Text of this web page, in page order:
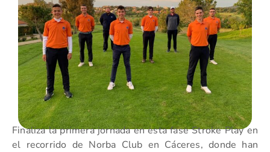
Finaliza la primera jornada en esta fase Stroke Play en
el recorrido de Norba Club en Cáceres, donde han